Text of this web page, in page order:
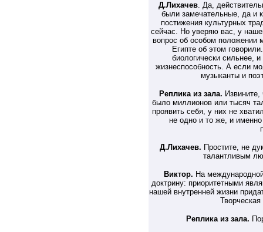
Д.Лихачев. Да,
были замечательные, да и
постижения культурных
сейчас. Но уверяю вас, у
вопрос об особом положении
Египте об этом
биологически сильнее,
жизнеспособность. А если
музыканты и
Реплика из зала. Извините,
было миллионов или тысяч
проявить себя, у них не
не одно и то же, и
Д.Лихачев. Простите, не
талантливым
Виктор. На
доктрину: приоритетными
нашей внутренней жизни
Реплика из зала.